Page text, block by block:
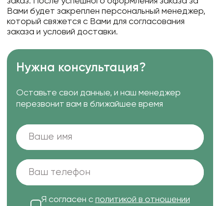
Вами будет закреплен персональный менеджер,
который свяжется с Вами для согласования
заказа и условий доставки.
Нужна консультация?
Оставьте свои данные, и наш менеджер
перезвонит вам в ближайшее время
Я согласен с политикой в отношении